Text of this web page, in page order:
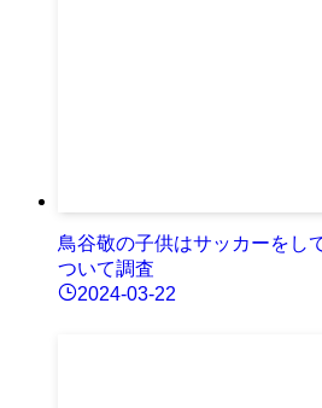
鳥谷敬の子供はサッカーをし
ついて調査
2024-03-22